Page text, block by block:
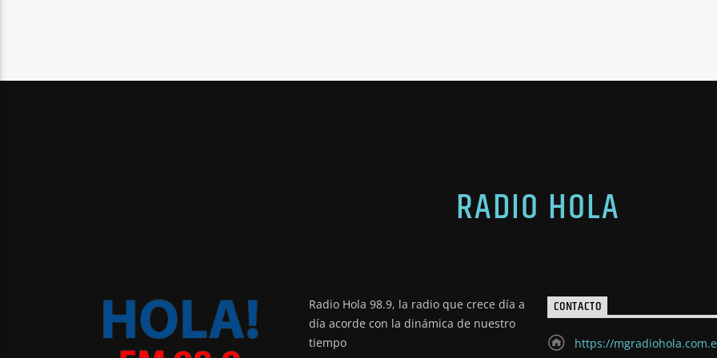
RADIO HOLA
Radio Hola 98.9, la radio que crece día a
día acorde con la dinámica de nuestro
tiempo
CONTACTO
https://